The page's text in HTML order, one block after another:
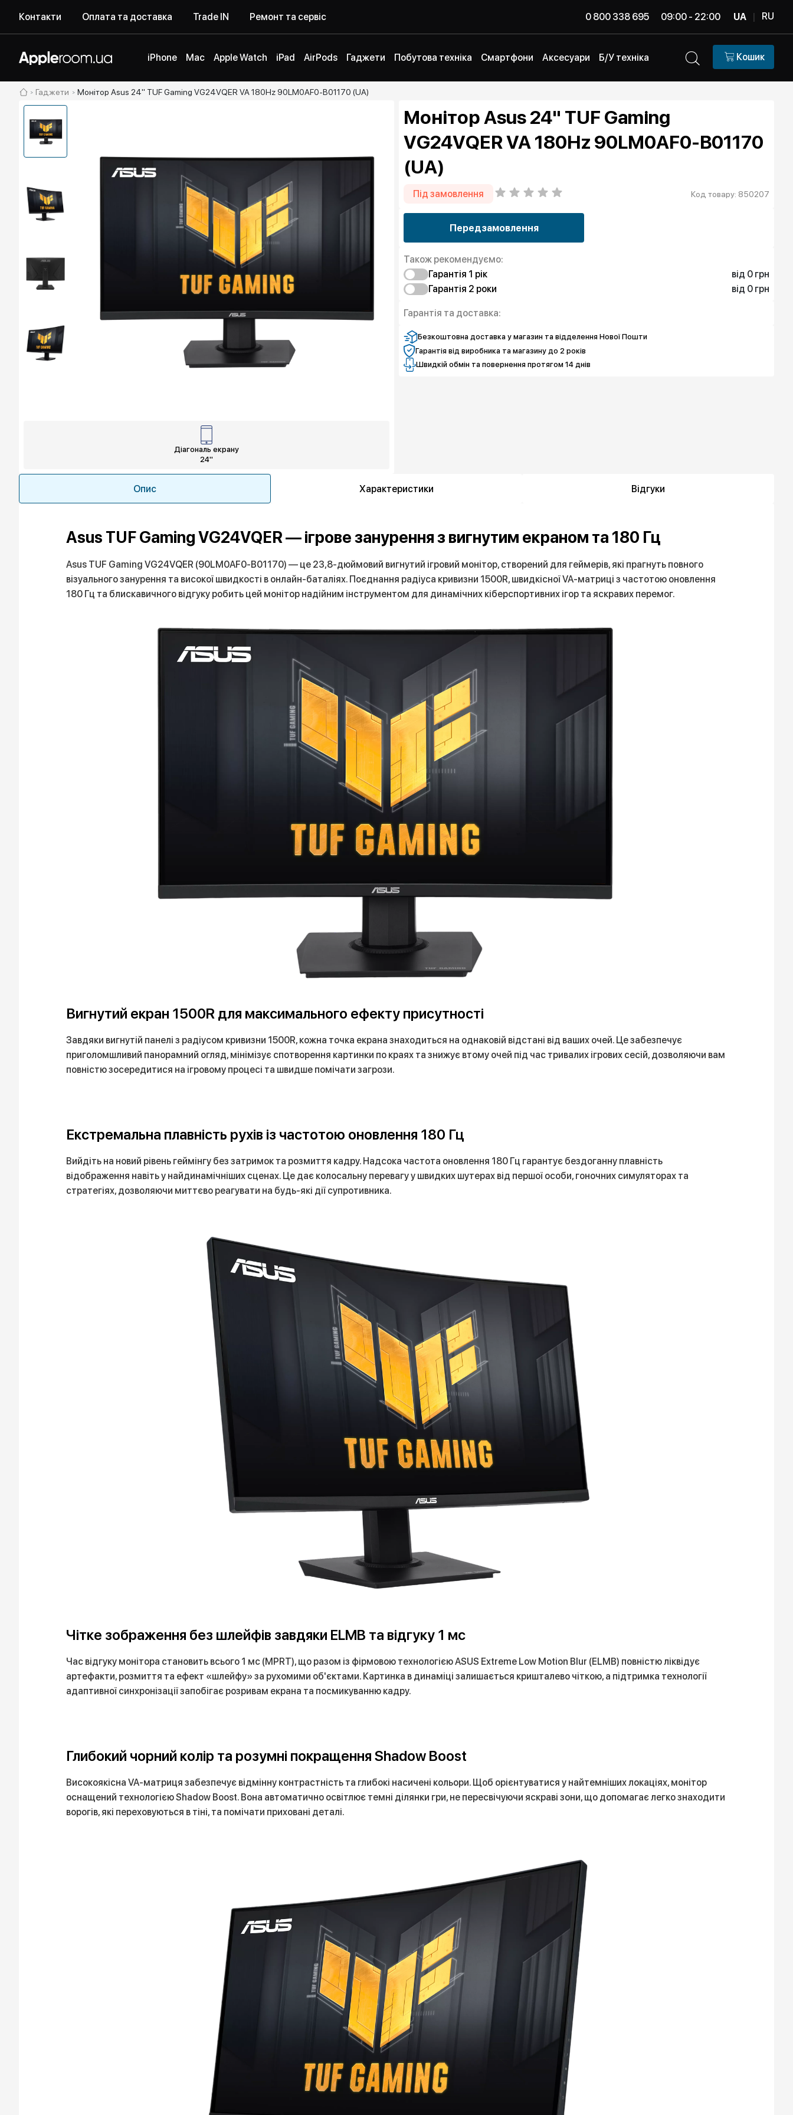
Контакти Оплата та доставка Trade IN Ремонт та сервіс 0 800 338 695 09:00 - 22:00 UA | RU
iPhone Mac Apple Watch iPad AirPods Гаджети Побутова техніка Смартфони Аксесуари Б/У техніка Кошик
Гаджети Монітор Asus 24" TUF Gaming VG24VQER VA 180Hz 90LM0AF0-B01170 (UA)
Діагональ екрану
24"
Монітор Asus 24" TUF Gaming
VG24VQER VA 180Hz 90LM0AF0-B01170
(UA)
Під замовлення Код товару: 850207
Передзамовлення
Також рекомендуємо:
Гарантія 1 рік
від 0 грн
Захист від браку
0 грн
Гарантія 2 роки
від 0 грн
Захист екрану
Гарантія та доставка:
Безкоштовна доставка у магазин та відделення Нової Пошти
Гарантія від виробника та магазину до 2 років
Швидкій обмін та повернення протягом 14 днів
Опис Характеристики Відгуки
Asus TUF Gaming VG24VQER — ігрове занурення з вигнутим екраном та 180 Гц
Asus TUF Gaming VG24VQER (90LM0AF0-B01170) — це 23,8-дюймовий вигнутий ігровий монітор, створений для геймерів, які прагнуть повного
візуального занурення та високої швидкості в онлайн-баталіях. Поєднання радіуса кривизни 1500R, швидкісної VA-матриці з частотою оновлення
180 Гц та блискавичного відгуку робить цей монітор надійним інструментом для динамічних кіберспортивних ігор та яскравих перемог.
Вигнутий екран 1500R для максимального ефекту присутності
Завдяки вигнутій панелі з радіусом кривизни 1500R, кожна точка екрана знаходиться на однаковій відстані від ваших очей. Це забезпечує
приголомшливий панорамний огляд, мінімізує спотворення картинки по краях та знижує втому очей під час тривалих ігрових сесій, дозволяючи вам
повністю зосередитися на ігровому процесі та швидше помічати загрози.
Екстремальна плавність рухів із частотою оновлення 180 Гц
Вийдіть на новий рівень геймінгу без затримок та розмиття кадру. Надсока частота оновлення 180 Гц гарантує бездоганну плавність
відображення навіть у найдинамічніших сценах. Це дає колосальну перевагу у швидких шутерах від першої особи, гоночних симуляторах та
стратегіях, дозволяючи миттєво реагувати на будь-які дії супротивника.
Чітке зображення без шлейфів завдяки ELMB та відгуку 1 мс
Час відгуку монітора становить всього 1 мс (MPRT), що разом із фірмовою технологією ASUS Extreme Low Motion Blur (ELMB) повністю ліквідує
артефакти, розмиття та ефект «шлейфу» за рухомими об'єктами. Картинка в динаміці залишається кришталево чіткою, а підтримка технології
адаптивної синхронізації запобігає розривам екрана та посмикуванню кадру.
Глибокий чорний колір та розумні покращення Shadow Boost
Високоякісна VA-матриця забезпечує відмінну контрастність та глибокі насичені кольори. Щоб орієнтуватися у найтемніших локаціях, монітор
оснащений технологією Shadow Boost. Вона автоматично освітлює темні ділянки гри, не пересвічуючи яскраві зони, що допомагає легко знаходити
ворогів, які переховуються в тіні, та помічати приховані деталі.